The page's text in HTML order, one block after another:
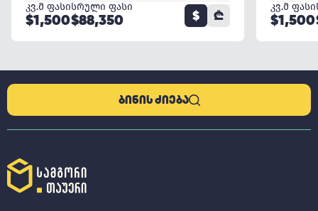
კვ.მ ფასი
$1,500
სრული ფასი
$88,350 $ ₾
კვ.მ ფასი
$1,500
ᲑᲘᲜᲘᲡ ᲫᲘᲔᲑᲐ